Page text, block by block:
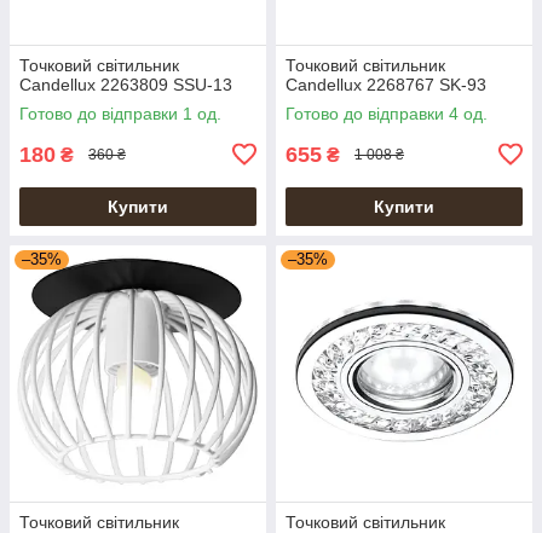
Точковий світильник
Candellux 2263809 SSU-13
Готово до відправки 1 од.
180 ₴ 360 ₴
Купити
Точковий світильник
Candellux 2268767 SK-93
Готово до відправки 4 од.
655 ₴ 1 008 ₴
Купити
–35%
Точковий світильник
–35%
Точковий світильник